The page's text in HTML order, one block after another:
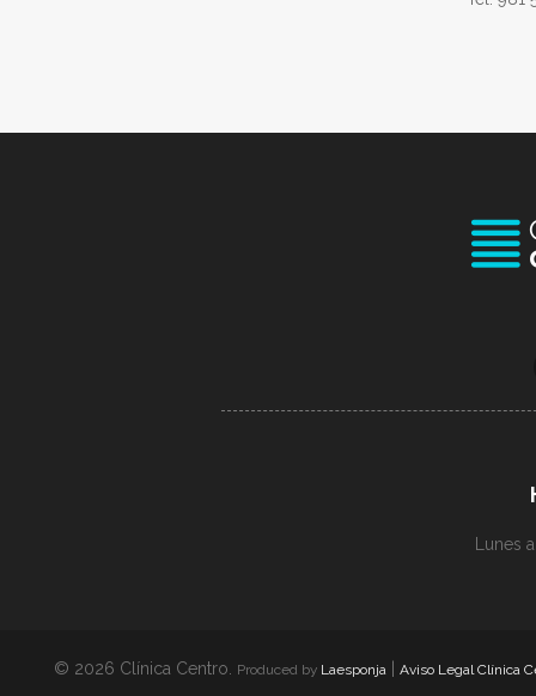
Lunes
© 2026 Clínica Centro. Produced by Laesponja Aviso Legal Clínica